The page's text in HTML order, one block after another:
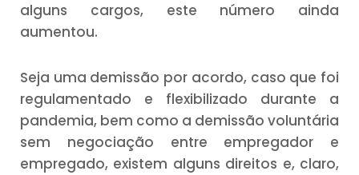
alguns cargos, este número ainda
aumentou.
Seja uma demissão por acordo, caso que foi
regulamentado e flexibilizado durante a
pandemia, bem como a demissão voluntária
sem negociação entre empregador e
empregado, existem alguns direitos e, claro,